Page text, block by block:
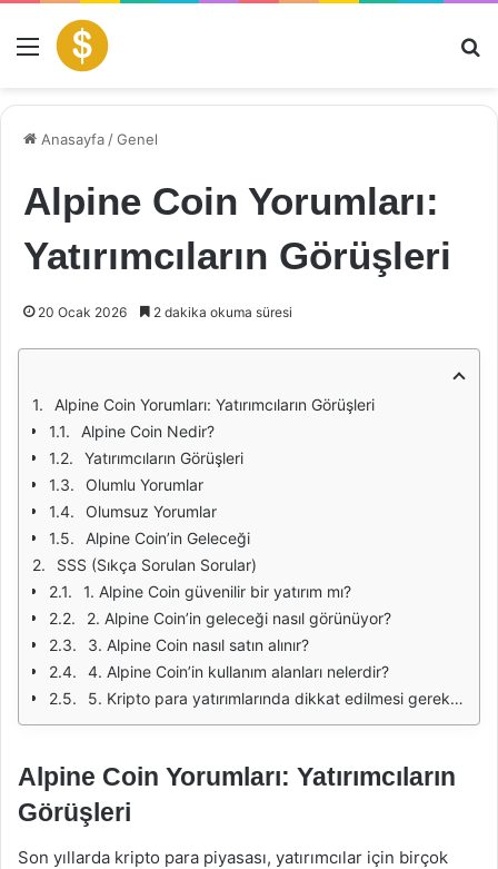
Menü
Anasayfa /Genel
Alpine Coin Yorumları:
Yatırımcıların Görüşleri
20 Ocak 2026 2 dakika okuma süresi
Alpine Coin Yorumları: Yatırımcıların Görüşleri
Alpine Coin Nedir?
Yatırımcıların Görüşleri
Olumlu Yorumlar
Olumsuz Yorumlar
Alpine Coin’in Geleceği
SSS (Sıkça Sorulan Sorular)
1. Alpine Coin güvenilir bir yatırım mı?
2. Alpine Coin’in geleceği nasıl görünüyor?
3. Alpine Coin nasıl satın alınır?
4. Alpine Coin’in kullanım alanları nelerdir?
5. Kripto para yatırımlarında dikkat edilmesi gerekenler nelerdir?
Alpine Coin Yorumları: Yatırımcıların
Görüşleri
Son yıllarda kripto para piyasası, yatırımcılar için birçok